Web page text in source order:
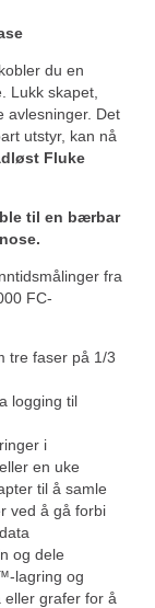
du en
Lukk skapet,
avlesninger. Det
utstyr, kan nå
Fluke
til en bærbar
fra
FC-
tre faser på 1/3
logging til
i
en uke
til å samle
ved å gå forbi
og dele
lagring og
grafer for å